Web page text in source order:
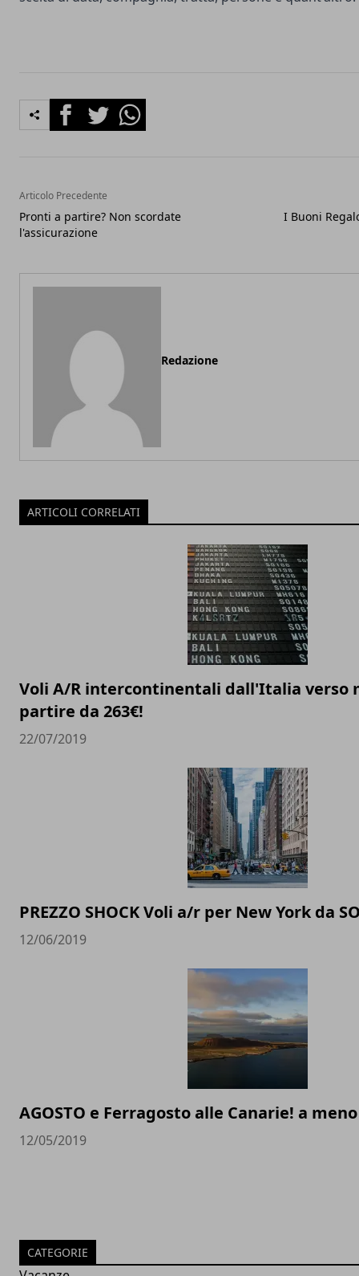
FacebookTwitterWhatsapp
Articolo Precedente
Pronti a partire? Non scordate
l'assicurazione
I Buoni
Redazione
ARTICOLI CORRELATI
Voli A/R intercontinentali dall'Italia verso
partire da 263€!
22/07/2019
PREZZO SHOCK Voli a/r per New York da
12/06/2019
AGOSTO e Ferragosto alle Canarie! a
12/05/2019
CATEGORIE